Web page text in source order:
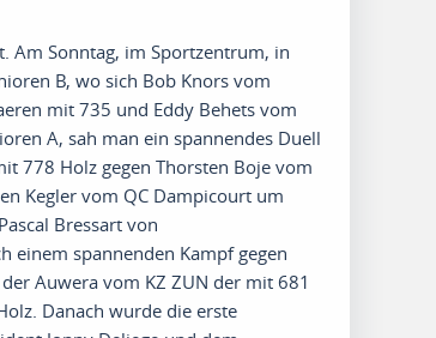
. Am Sonntag, im Sportzentrum, in
B, wo sich Bob Knorsvom
mit735 und Eddy Behetsvom
A, sah man ein spannendes Duell
778 Holz gegen Thorsten Boje vom
Kegler vom QC Dampicourtum
Pascal Bressartvon
einem spannenden Kampfgegen
Auweravom KZ ZUN der mit 681
. Danach wurde die erste